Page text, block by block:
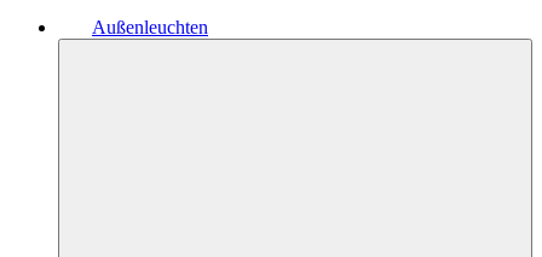
Außenleuchten